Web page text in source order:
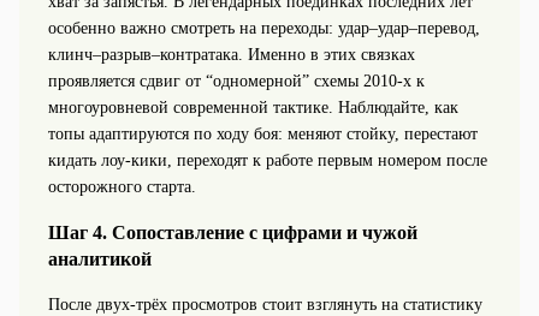
особенно важно смотреть на переходы: удар–удар–перевод,
клинч–разрыв–контратака. Именно в этих связках
проявляется сдвиг от “одномерной” схемы 2010-х к
многоуровневой современной тактике. Наблюдайте, как
топы адаптируются по ходу боя: меняют стойку, перестают
кидать лоу-кики, переходят к работе первым номером после
осторожного старта.
Шаг 4. Сопоставление с цифрами и чужой
аналитикой
После двух-трёх просмотров стоит взглянуть на статистику